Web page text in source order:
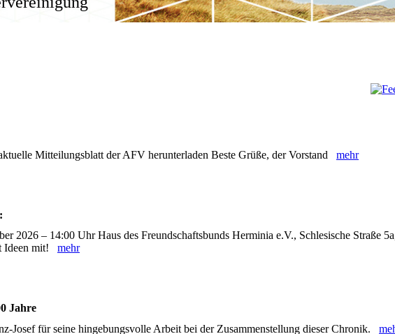
Mitteilungsblatt der AFV herunterladen Beste Grüße, der Vorstand mehr
2026 – 14:00 Uhr Haus des Freundschaftsbunds Herminia e.V., Schlesische Straße
Ideen mit! mehr
Jahre
Josef für seine hingebungsvolle Arbeit bei der Zusammenstellung dieser Chronik.